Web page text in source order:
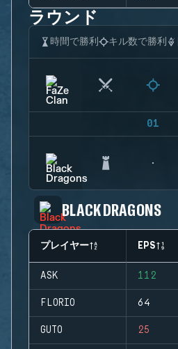
ラウンド
時間で勝利 キル数で勝利
01
BLACK DRAGONS
プレイヤー EPS
ASK 112
FLORIO 64
GUTO 25